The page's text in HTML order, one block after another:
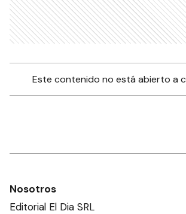
Este contenido no está abierto a
Nosotros
Editorial El Dia SRL